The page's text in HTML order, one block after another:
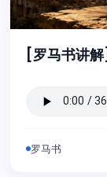
[罗马书讲
罗马书